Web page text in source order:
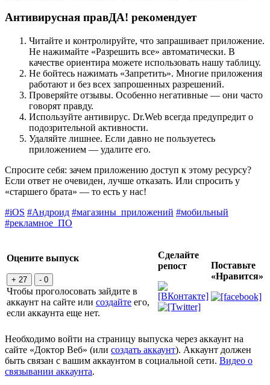
Антивирусная правДА! рекомендует
Читайте и контролируйте, что запрашивает приложение.
Не нажимайте «Разрешить все» автоматически. В
качестве ориентира можете использовать нашу таблицу.
Не бойтесь нажимать «Запретить». Многие приложения
работают и без всех запрошенных разрешений.
Проверяйте отзывы. Особенно негативные — они часто
говорят правду.
Используйте антивирус. Dr.Web всегда предупредит о
подозрительной активности.
Удаляйте лишнее. Если давно не пользуетесь
приложением — удалите его.
Спросите себя: зачем приложению доступ к этому ресурсу?
Если ответ не очевиден, лучше отказать. Или спросить у
«старшего брата» — то есть у нас!
#iOS #Андроид #магазины_приложений #мобильный
#рекламное_ПО
Оцените выпуск
+ 27 - 0
Чтобы проголосовать зайдите в
аккаунт на сайте или создайте его,
если аккаунта еще нет.
Сделайте
репост
Поставьте
«Нравится»
Необходимо войти на страницу выпуска через аккаунт на
сайте «Доктор Веб» (или создать аккаунт). Аккаунт должен
быть связан с вашим аккаунтом в социальной сети. Видео о
связывании аккаунта.